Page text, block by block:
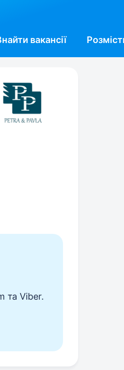
вакансії
та Viber.